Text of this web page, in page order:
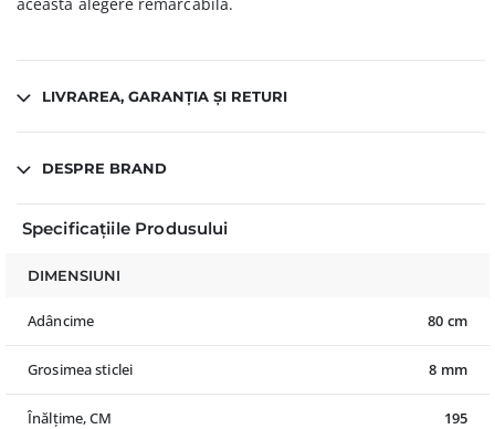
LIVRAREA, GARANȚIA ȘI RETURI
DESPRE BRAND
Specificațiile Produsului
DIMENSIUNI
Adâncime 80 cm
Grosimea sticlei 8 mm
Înălțime, CM 195